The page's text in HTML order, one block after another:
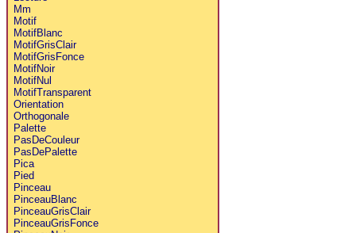
Mm
Motif
MotifBlanc
MotifGrisClair
MotifGrisFonce
MotifNoir
MotifNul
MotifTransparent
Orientation
Orthogonale
Palette
PasDeCouleur
PasDePalette
Pica
Pied
Pinceau
PinceauBlanc
PinceauGrisClair
PinceauGrisFonce